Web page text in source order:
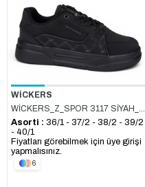
WİCKERS
WİCKERS_Z_SPOR 3117 SİYAH_FÜME
Asorti : 36/1 - 37/2 - 38/2 - 39/2
- 40/1
Fiyatları görebilmek için üye girişi
yapmalısınız.
6